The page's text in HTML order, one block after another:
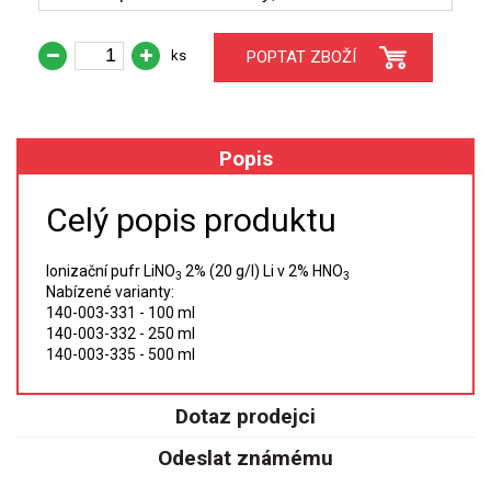
STANDARDY
SPECIÁLNÍ APLIKACE
XRF
FÓLIE XRF
VZORKOVNICE XRF
TAVENÍ
STANDARDNÍ ROZTOKY A RM
ks POPTAT ZBOŽÍ
Popis
Celý popis produktu
Ionizační pufr LiNO3 2% (20 g/l) Li v 2% HNO3
Nabízené varianty:
140-003-331 - 100 ml
140-003-332 - 250 ml
140-003-335 - 500 ml
Dotaz prodejci
Odeslat známému